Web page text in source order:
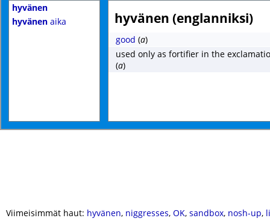
hyvänen
hyvänen aika hyvänen (englanniksi)
good (a)
used only as fortifier in the
(a)
Viimeisimmät haut: hyvänen, niggresses, OK, sandbox, nosh-up,